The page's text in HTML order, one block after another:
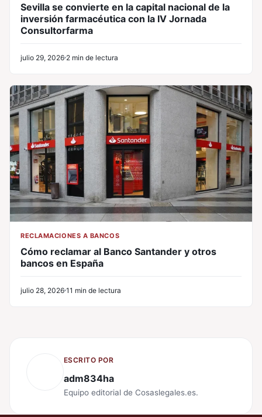
Sevilla se convierte en la capital nacional de la
inversión farmacéutica con la IV Jornada
Consultorfarma
julio 29, 2026 2 min de lectura
RECLAMACIONES A BANCOS
Cómo reclamar al Banco Santander y otros
bancos en España
julio 28, 2026 11 min de lectura
ESCRITO POR
adm834ha
Equipo editorial de Cosaslegales.es.